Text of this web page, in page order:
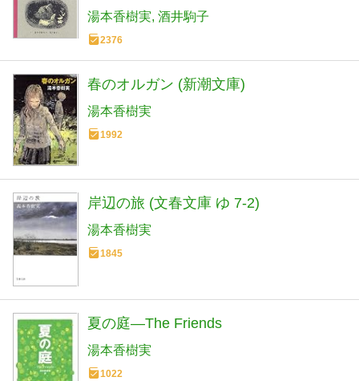
湯本香樹実 酒井駒子
2376
春のオルガン (新潮文庫)
湯本香樹実
1992
岸辺の旅 (文春文庫 ゆ 7-2)
湯本香樹実
1845
夏の庭―The Friends
湯本香樹実
1022